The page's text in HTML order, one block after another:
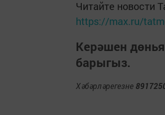
Читайте новости
https://max.ru/
Керәшен
барыгыз.
Хәбәрләрегезне